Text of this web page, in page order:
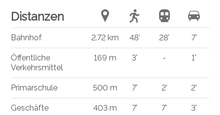
Distanzen
Bahnhof 2.72 km 48' 28' 7'
Öffentliche
Verkehrsmittel
169 m 3' - 1'
Primarschule 500 m 7' 2' 2'
Geschäfte 403 m 7' 7' 3'